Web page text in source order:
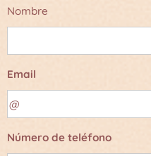
Nombre
Email
Número de teléfono